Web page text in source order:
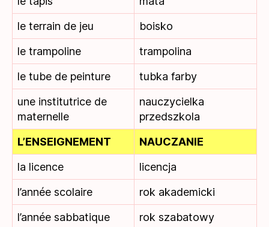
le terrain de jeu
boisko
le trampoline
trampolina
le tube de peinture
tubka farby
une institutrice de
maternelle
nauczycielka
przedszkola
L’ENSEIGNEMENT
NAUCZANIE
la licence
licencja
l’année scolaire
rok akademicki
l’année sabbatique
rok szabatowy